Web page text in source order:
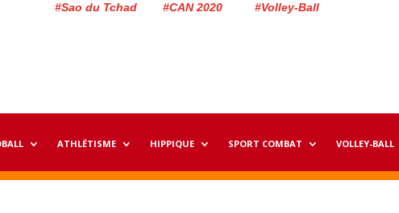
#Sao du Tchad #CAN 2020 #Volley-Ball
ATHLÉTISME HIPPIQUE SPORT COMBAT VOLLEY-BALL